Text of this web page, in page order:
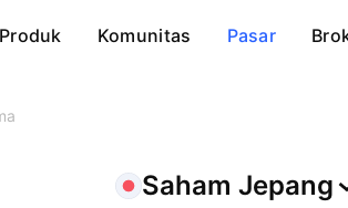
Produk Komunitas Pasar
Saham Jepang